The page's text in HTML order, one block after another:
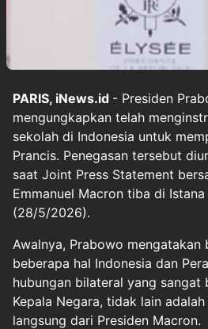
PARIS, iNews.id - Presiden
mengungkapkan telah
sekolah di Indonesia untuk
Prancis. Penegasan tersebut
saat Joint Press Statement
Emmanuel Macron tiba di Istana
(28/5/2026).
Awalnya, Prabowo mengatakan
beberapa hal Indonesia dan
hubungan bilateral yang sangat
Kepala Negara, tidak lain
langsung dari Presiden Macron.